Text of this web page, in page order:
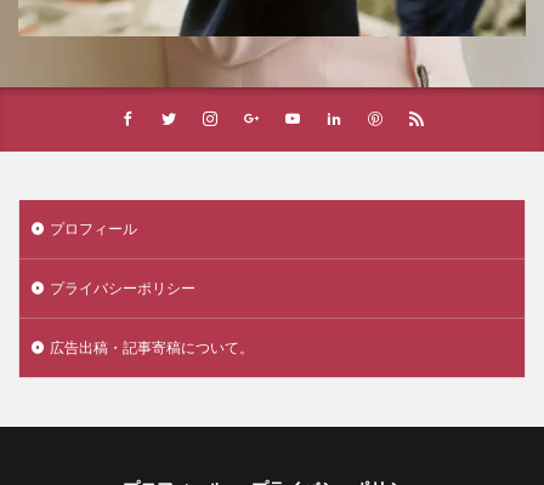
プロフィール
プライバシーポリシー
広告出稿・記事寄稿について。